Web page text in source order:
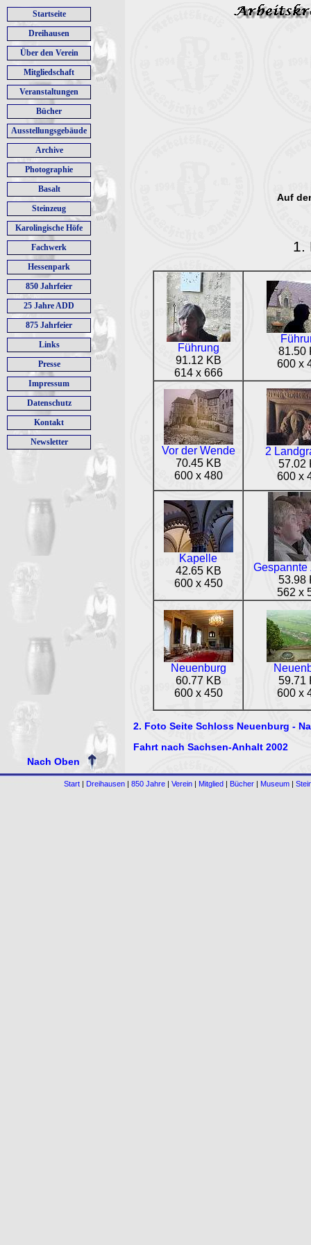
Startseite
Dreihausen
Über den Verein
Mitgliedschaft
Veranstaltungen
Bücher
Ausstellungsgebäude
Archive
Photographie
Basalt
Steinzeug
Karolingische Höfe
Fachwerk
Hessenpark
850 Jahrfeier
25 Jahre ADD
875 Jahrfeier
Links
Presse
Impressum
Datenschutz
Kontakt
Newsletter
Nach Oben
Auf
1.
Führung
91.12 KB
614 x 666
81.50
600 x
Vor der Wende
70.45 KB
600 x 480
2
57.02
600 x
Kapelle
42.65 KB
600 x 450
Gespannte
53.98
562 x
Neuenburg
60.77 KB
600 x 450
59.71
600 x
2. Foto Seite Schloss Neuenburg -
Fahrt nach Sachsen-Anhalt 2002
Start| Dreihausen| 850 Jahre| Verein| Mitglied| Bücher| Museum|